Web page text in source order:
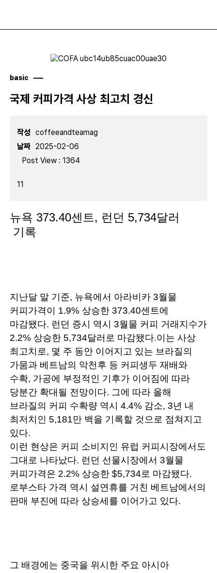
basic
국제 커피가격 사상 최고치 경신
작성 coffeeandteamag
날짜 2025-02-06
Post View : 1364
11
뉴욕 373.40센트, 런던 5,734달러
기록
지난달 말 기준, 뉴욕에서 아라비카 3월물
커피가격이 1.9% 상승한 373.40센트에
마감됐다. 런던 증시 역시 3월물 커피 거래지수가
2.2% 상승한 5,734달러로 마감됐다.이는 사상
최고치로, 몇 주 동안 이어지고 있는 브라질의
가뭄과 베트남의 악천후 등 커피생두 재배와
수확, 가공에 부정적인 기후가 이어짐에 따라
당분간 확대될 전망이다. 그에 따라 올해
브라질의 커피 수확량 역시 4.4% 감소, 3년 내
최저치인 5,181만 백을 기록할 것으로 점쳐지고
있다.
이런 현상은 커피 소비지인 유럽 커피시장에서도
그대로 나타났다. 런던 선물시장에서 3월물
커피가격은 2.2% 상승한 $5,734로 마감됐다.
로부스타 가격 역시 설연휴를 거친 베트남에서의
판매 부진에 따라 상승세를 이어가고 있다.
그 배경에는 중국을 위시한 주요 아시아